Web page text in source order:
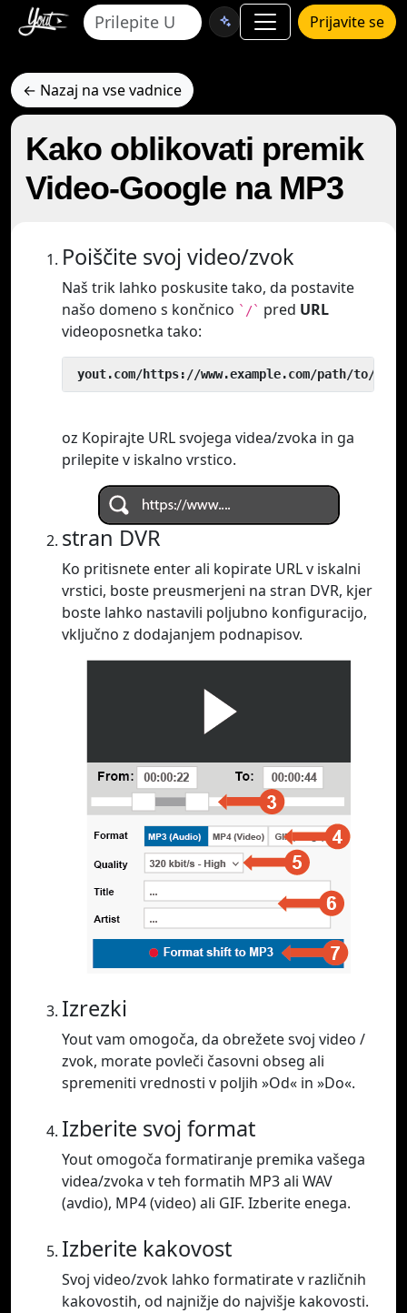
Prijavite se
← Nazaj na vse vadnice
Kako oblikovati premik
Video-Google na MP3
Poiščite svoj video/zvok
Naš trik lahko poskusite tako, da postavite
našo domeno s končnico `/` pred URL
videoposnetka tako:
yout.com/https://www.example.com/path/to/
oz Kopirajte URL svojega videa/zvoka in ga
prilepite v iskalno vrstico.
stran DVR
Ko pritisnete enter ali kopirate URL v iskalni
vrstici, boste preusmerjeni na stran DVR, kjer
boste lahko nastavili poljubno konfiguracijo,
vključno z dodajanjem podnapisov.
Izrezki
Yout vam omogoča, da obrežete svoj video /
zvok, morate povleči časovni obseg ali
spremeniti vrednosti v poljih »Od« in »Do«.
Izberite svoj format
Yout omogoča formatiranje premika vašega
videa/zvoka v teh formatih MP3 ali WAV
(avdio), MP4 (video) ali GIF. Izberite enega.
Izberite kakovost
Svoj video/zvok lahko formatirate v različnih
kakovostih, od najnižje do najvišje kakovosti.